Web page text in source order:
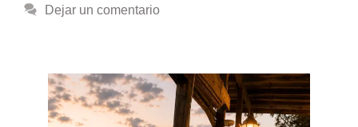
Dejar un comentario